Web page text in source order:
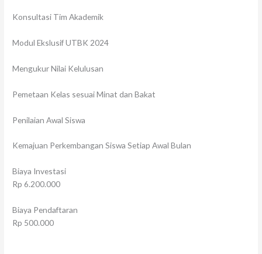
Konsultasi Tim Akademik
Modul Ekslusif UTBK 2024
Mengukur Nilai Kelulusan
Pemetaan Kelas sesuai Minat dan Bakat
Penilaian Awal Siswa
Kemajuan Perkembangan Siswa Setiap Awal Bulan
Biaya Investasi
Rp 6.200.000
Biaya Pendaftaran
Rp 500.000